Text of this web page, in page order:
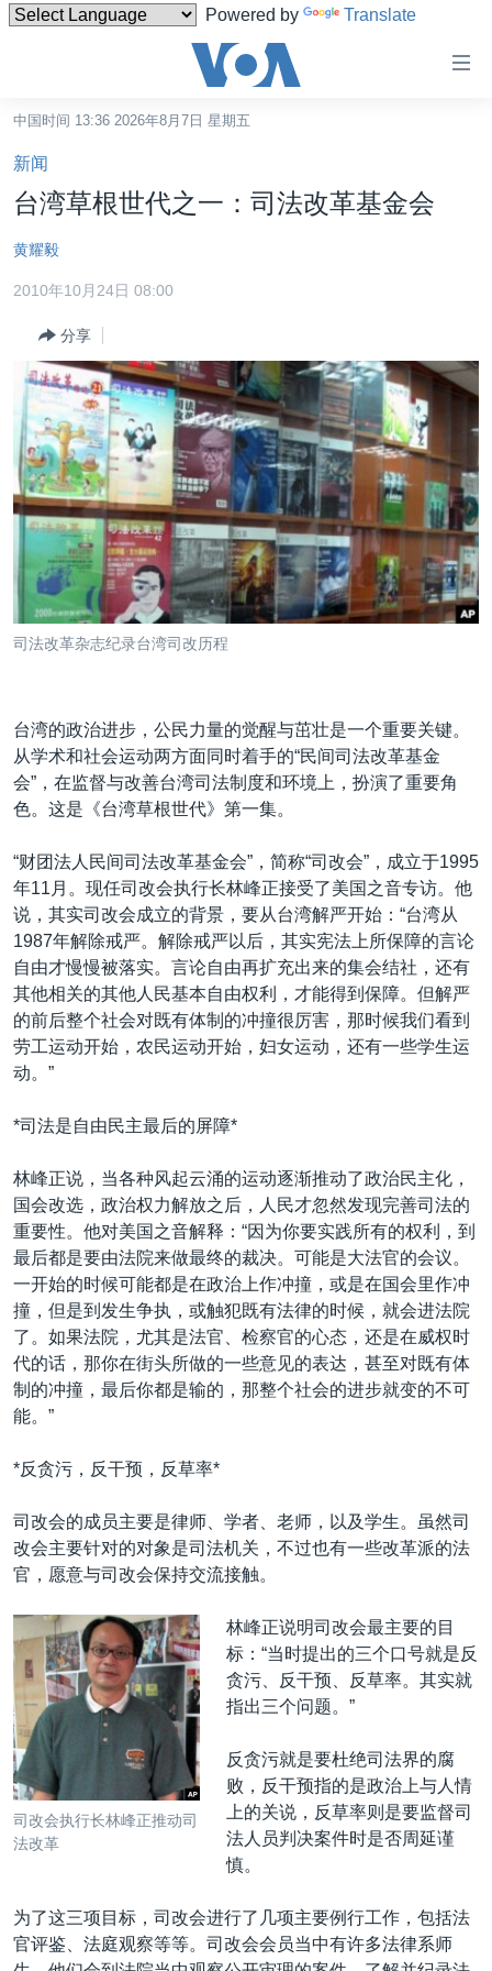
Powered by Translate
碍
链
接
转
内
转
台湾
港澳
国际
最新国际新闻
印太
中东
欧洲
非洲
美洲
全球议题
分类新闻
经济·金融·贸易
人权·法律·宗教
科教·文娱·体健
军事
劳工
环境
美中关系
热点专题
白宫要闻
国会报道
美中关系
美国建国250周年
重要讲话与声明
台海两岸关系
南中国海争端
关注西藏
关注新疆
GEN Z 看美国
VOA视频
VOA今日焦点
中文广播
关注我们
其他语言网站
中国时间 13:36 2026年8月7日 星期五
新闻
台湾草根世代之一：司法改革基金会
黄耀毅
2010年10月24日 08:00
分享
司法改革杂志纪录台湾司改历程
台湾的政治进步，公民力量的觉醒与茁壮是一个重要关键。
从学术和社会运动两方面同时着手的“民间司法改革基金
会”，在监督与改善台湾司法制度和环境上，扮演了重要角
色。这是《台湾草根世代》第一集。
“财团法人民间司法改革基金会”，简称“司改会”，成立于1995
年11月。现任司改会执行长林峰正接受了美国之音专访。他
说，其实司改会成立的背景，要从台湾解严开始：“台湾从
1987年解除戒严。解除戒严以后，其实宪法上所保障的言论
自由才慢慢被落实。言论自由再扩充出来的集会结社，还有
其他相关的其他人民基本自由权利，才能得到保障。但解严
的前后整个社会对既有体制的冲撞很厉害，那时候我们看到
劳工运动开始，农民运动开始，妇女运动，还有一些学生运
动。”
*司法是自由民主最后的屏障*
林峰正说，当各种风起云涌的运动逐渐推动了政治民主化，
国会改选，政治权力解放之后，人民才忽然发现完善司法的
重要性。他对美国之音解释：“因为你要实践所有的权利，到
最后都是要由法院来做最终的裁决。可能是大法官的会议。
一开始的时候可能都是在政治上作冲撞，或是在国会里作冲
撞，但是到发生争执，或触犯既有法律的时候，就会进法院
了。如果法院，尤其是法官、检察官的心态，还是在威权时
代的话，那你在街头所做的一些意见的表达，甚至对既有体
制的冲撞，最后你都是输的，那整个社会的进步就变的不可
能。”
*反贪污，反干预，反草率*
司改会的成员主要是律师、学者、老师，以及学生。虽然司
改会主要针对的对象是司法机关，不过也有一些改革派的法
官，愿意与司改会保持交流接触。
司改会执行长林峰正推动司
法改革
林峰正说明司改会最主要的目
标：“当时提出的三个口号就是反
贪污、反干预、反草率。其实就
指出三个问题。”
反贪污就是要杜绝司法界的腐
败，反干预指的是政治上与人情
上的关说，反草率则是要监督司
法人员判决案件时是否周延谨
慎。
为了这三项目标，司改会进行了几项主要例行工作，包括法
官评鉴、法庭观察等等。司改会会员当中有许多法律系师